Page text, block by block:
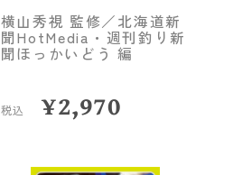
横山秀視 監修／北海道新
聞HotMedia・週刊釣り新
聞ほっかいどう 編
税込 ¥2,970